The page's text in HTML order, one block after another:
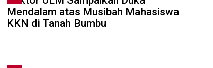
Mendalam atas Musibah Mahasiswa
KKN di Tanah Bumbu